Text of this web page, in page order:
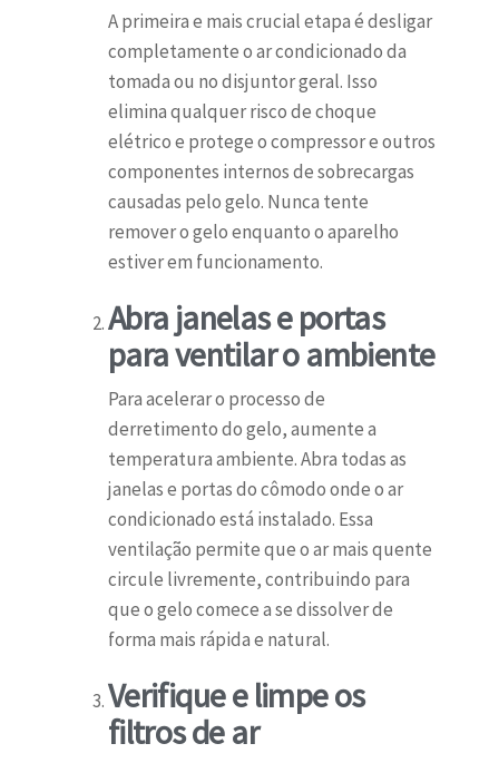
A primeira e mais crucial etapa é desligar
completamente o ar condicionado da
tomada ou no disjuntor geral. Isso
elimina qualquer risco de choque
elétrico e protege o compressor e outros
componentes internos de sobrecargas
causadas pelo gelo. Nunca tente
remover o gelo enquanto o aparelho
estiver em funcionamento.
Abra janelas e portas
para ventilar o ambiente
Para acelerar o processo de
derretimento do gelo, aumente a
temperatura ambiente. Abra todas as
janelas e portas do cômodo onde o ar
condicionado está instalado. Essa
ventilação permite que o ar mais quente
circule livremente, contribuindo para
que o gelo comece a se dissolver de
forma mais rápida e natural.
Verifique e limpe os
filtros de ar